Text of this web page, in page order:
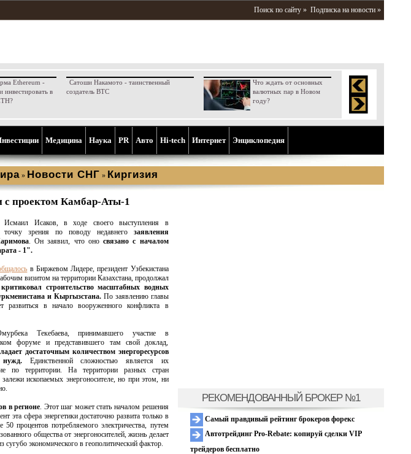
Поиск по сайту » Подписка на новости »
Ethereum -
инвестировать в
Сатоши Накамото - таинственный
создатель BTC
Что ждать от основных
валютных пар в Новом
году?
Медицина Наука PR Aвто Hi-tech Интернет Энциклопедия
» Новости СНГ » Киргизия
с проектом Камбар-Аты-1
Исмаил Исаков, в ходе своего выступления в
зрения по поводу недавнего заявления
. Он заявил, что оносвязано с началом
- 1".
в Биржевом Лидере, президент Узбекистана
визитом на территории Казахстана, продолжал
критиковал строительство масштабных водных
и Кыргызстана.По заявлению главы
развиться в начало вооруженного конфликта в
Текебаева, принимавшего участие в
форуме и представившего там свой доклад,
достаточным количеством энергоресурсов
нужд. Единственной сложностью является их
по территории. На территории разных стран
залежи ископаемых энергоносителе, но при этом, ни
в регионе. Этот шаг может стать началом решения
сфера энергетики достаточно развита только в
процентов потребляемого электричества, путем
общества от энергоносителей, жизнь делает
экономического в геополитический фактор.
РЕКОМЕНДОВАННЫЙ БРОКЕР №1
Самый правдивый рейтинг брокеров форекс
Автотрейдинг Pro-Rebate: копируй сделки VIP
трейдеров бесплатно